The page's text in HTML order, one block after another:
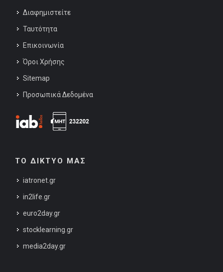
Διαφημιστείτε
Ταυτότητα
Επικοινωνία
Όροι Χρήσης
Sitemap
Προσωπικά Δεδομένα
ΤΟ ΔΙΚΤΥΟ ΜΑΣ
iatronet.gr
in2life.gr
euro2day.gr
stocklearning.gr
media2day.gr